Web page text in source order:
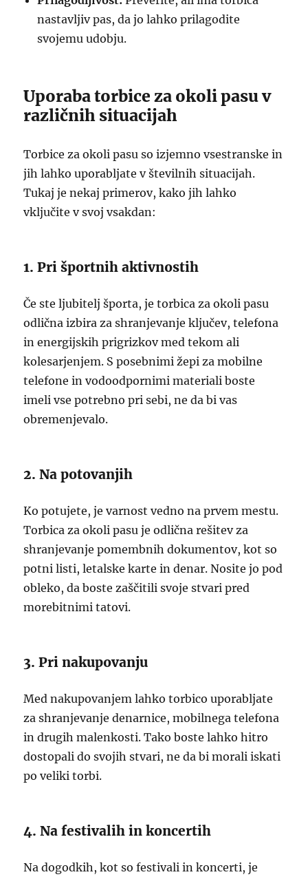
nastavljiv pas, da jo lahko prilagodite
svojemu udobju.
Uporaba torbice za okoli pasu v
različnih situacijah
Torbice za okoli pasu so izjemno vsestranske in
jih lahko uporabljate v številnih situacijah.
Tukaj je nekaj primerov, kako jih lahko
vključite v svoj vsakdan:
1. Pri športnih aktivnostih
Če ste ljubitelj športa, je torbica za okoli pasu
odlična izbira za shranjevanje ključev, telefona
in energijskih prigrizkov med tekom ali
kolesarjenjem. S posebnimi žepi za mobilne
telefone in vodoodpornimi materiali boste
imeli vse potrebno pri sebi, ne da bi vas
obremenjevalo.
2. Na potovanjih
Ko potujete, je varnost vedno na prvem mestu.
Torbica za okoli pasu je odlična rešitev za
shranjevanje pomembnih dokumentov, kot so
potni listi, letalske karte in denar. Nosite jo pod
obleko, da boste zaščitili svoje stvari pred
morebitnimi tatovi.
3. Pri nakupovanju
Med nakupovanjem lahko torbico uporabljate
za shranjevanje denarnice, mobilnega telefona
in drugih malenkosti. Tako boste lahko hitro
dostopali do svojih stvari, ne da bi morali iskati
po veliki torbi.
4. Na festivalih in koncertih
Na dogodkih, kot so festivali in koncerti, je